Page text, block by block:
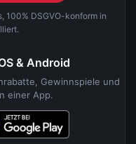
DSGVO-konform in
& Android
Gewinnspiele und
einer App.